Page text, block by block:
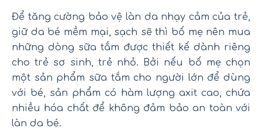
Để tăng cường bảo vệ làn da nhạy cảm của trẻ,
giữ da bé mềm mại, sạch sẽ thì bố mẹ nên mua
những dòng sữa tắm được thiết kế dành riêng
cho trẻ sơ sinh, trẻ nhỏ. Bởi nếu bố mẹ chọn
một sản phẩm sữa tắm cho người lớn để dùng
với bé, sản phẩm có hàm lượng axit cao, chứa
nhiều hóa chất để không đảm bảo an toàn với
làn da bé.